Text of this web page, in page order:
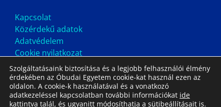
Kapcsolat
Közérdekű adatok
Adatvédelem
Cookie nyilatkozat
Szolgáltatásaink biztosítása és a legjobb felhasználói élmény
érdekében az Óbudai Egyetem cookie-kat használ ezen az
oldalon. A cookie-k használatával és a vonatkozó
adatkezeléssel kapcsolatban további információkat ide
kattintva talál, és ugyanitt módosíthatja a sütibeállításait is.